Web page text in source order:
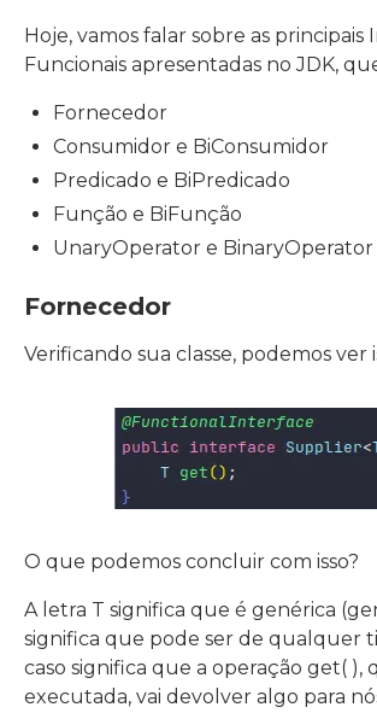
Hoje, vamos falar sobre as principais
Funcionais apresentadas no JDK,
Fornecedor
Consumidor e BiConsumidor
Predicado e BiPredicado
Função e BiFunção
UnaryOperator e BinaryOperator
Fornecedor
Verificando sua classe, podemos ver
O que podemos concluir com isso?
A letra T significa que é genérica
significa que pode ser de qualquer
caso significa que a operação get( ),
executada, vai devolver algo para